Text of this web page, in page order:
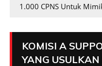
1.000 CPNS Untuk
KOMISI A
YANG